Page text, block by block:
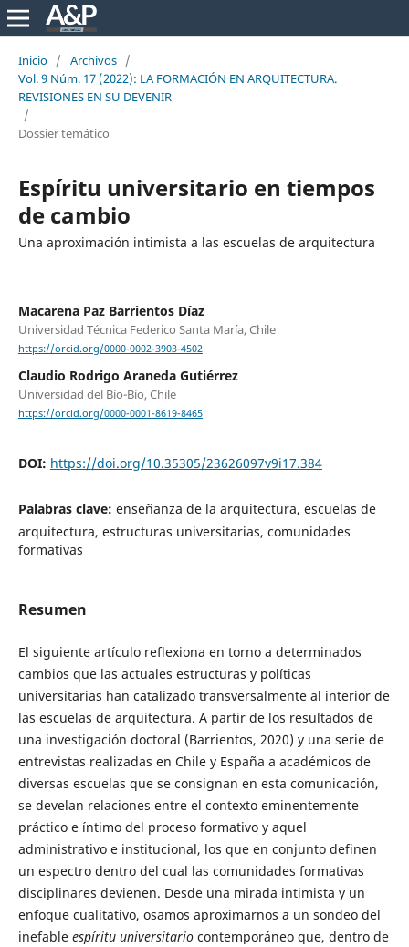
Inicio / Archivos /
Vol. 9 Núm. 17 (2022): LA FORMACIÓN EN ARQUITECTURA.
REVISIONES EN SU DEVENIR
/
Dossier temático
Espíritu universitario en tiempos
de cambio
Una aproximación intimista a las escuelas de arquitectura
Macarena Paz Barrientos Díaz
Universidad Técnica Federico Santa María, Chile
https://orcid.org/0000-0002-3903-4502
Claudio Rodrigo Araneda Gutiérrez
Universidad del Bío-Bío, Chile
https://orcid.org/0000-0001-8619-8465
DOI: https://doi.org/10.35305/23626097v9i17.384
Palabras clave: enseñanza de la arquitectura, escuelas de
arquitectura, estructuras universitarias, comunidades
formativas
Resumen
El siguiente artículo reflexiona en torno a determinados
cambios que las actuales estructuras y políticas
universitarias han catalizado transversalmente al interior de
las escuelas de arquitectura. A partir de los resultados de
una investigación doctoral (Barrientos, 2020) y una serie de
entrevistas realizadas en Chile y España a académicos de
diversas escuelas que se consignan en esta comunicación,
se develan relaciones entre el contexto eminentemente
práctico e íntimo del proceso formativo y aquel
administrativo e institucional, los que en conjunto definen
un espectro dentro del cual las comunidades formativas
disciplinares devienen. Desde una mirada intimista y un
enfoque cualitativo, osamos aproximarnos a un sondeo del
inefable espíritu universitariocontemporáneo que, dentro de